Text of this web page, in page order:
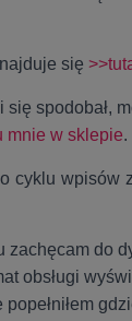
się
spodobał,
mnie w sklepie.
cyklu wpisów
zachęcam do
obsługi